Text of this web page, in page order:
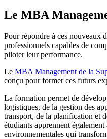
Le MBA
Pour répondre à ces nouveaux
professionnels capables de
piloter leur performance.
Le MBA Management de la
conçu pour former ces futurs
La formation permet de
logistiques, de la gestion des
transport, de la planification et
étudiants apprennent
environnementales qui